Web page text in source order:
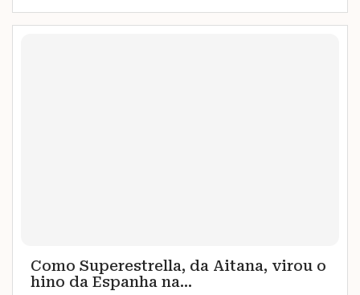
Como Superestrella, da Aitana, virou o
hino da Espanha na...